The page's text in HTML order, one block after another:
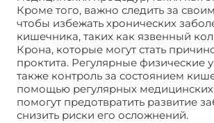
Кроме того, важно следить за
чтобы избежать хронических
кишечника, таких как язвенный
Крона, которые могут стать
проктита. Регулярные физические
также контроль за состоянием
помощью регулярных
помогут предотвратить развитие
снизить риски его осложнений.